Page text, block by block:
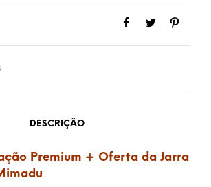
DESCRIÇÃO
Premium + Oferta da Jarra